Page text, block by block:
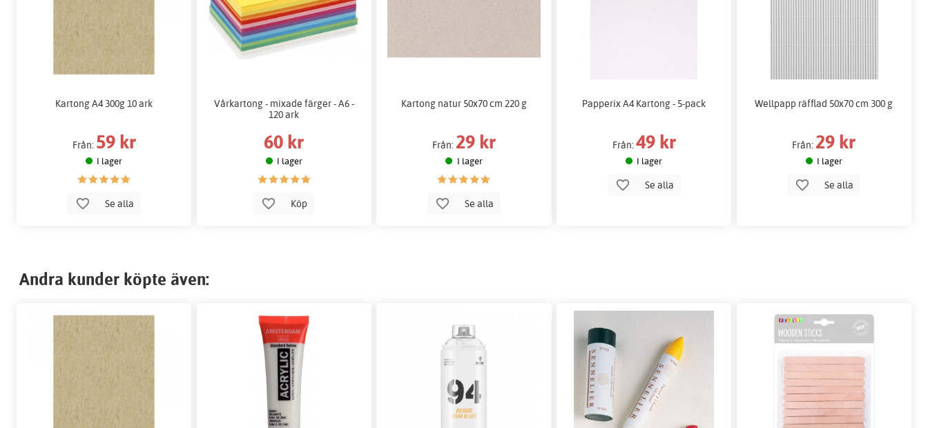
Kartong A4 300g 10 ark
Från: 59 kr
I lager
Se alla
Vårkartong - mixade färger - A6 -
120 ark
60 kr
I lager
Köp
Kartong natur 50x70 cm 220 g
Från: 29 kr
I lager
Se alla
Papperix A4 Kartong - 5-pack
Från: 49 kr
I lager
Se alla
Wellpapp räfflad 50x70 cm 300 g
Från: 29 kr
I lager
Se alla
Andra kunder köpte även: